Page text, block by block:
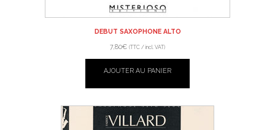
DEBUT SAXOPHONE ALTO
7,80€ (TTC / incl. VAT)
AJOUTER AU PANIER